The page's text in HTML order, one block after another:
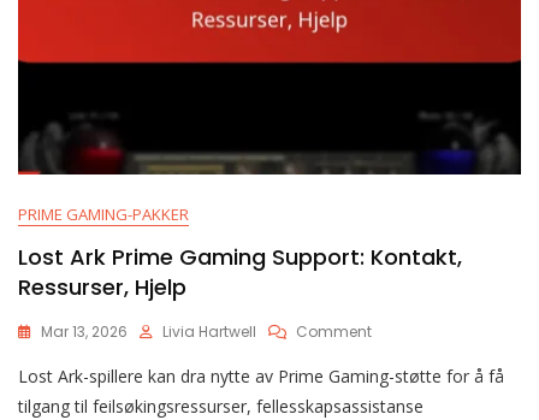
PRIME GAMING-PAKKER
Lost Ark Prime Gaming Support: Kontakt,
Ressurser, Hjelp
Mar 13, 2026 Livia Hartwell CommentOn
Ark
Prime
Lost Ark-spillere kan dra nytte av Prime Gaming-støtte for å få
tilgang til feilsøkingsressurser, fellesskapsassistanse